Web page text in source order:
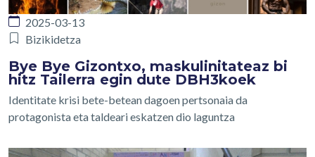
2025-03-13
Bizikidetza
Bye Bye Gizontxo, maskulinitateaz bi
hitz Tailerra egin dute DBH3koek
Identitate krisi bete-betean dagoen pertsonaia da
protagonista eta taldeari eskatzen dio laguntza